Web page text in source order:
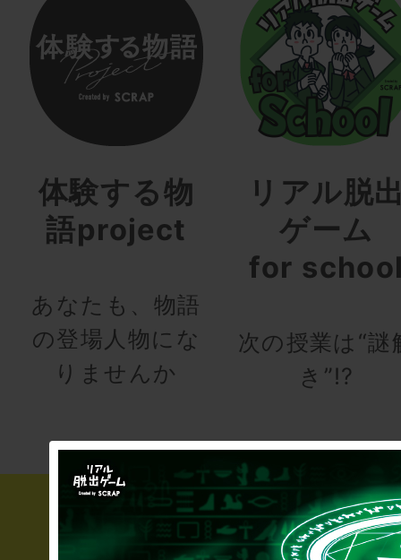
体験する物
語project
あなたも、物語
の登場人物にな
りませんか
リアル脱
ゲーム
for
次の授業は“謎
き”!?